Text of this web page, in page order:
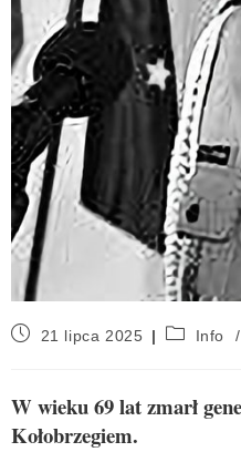
21 lipca 2025 Info /
W wieku 69 lat zmarł
Kołobrzegiem.